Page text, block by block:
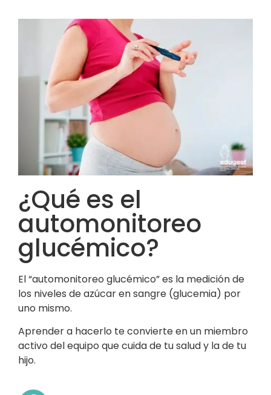
¿Qué es el
automonitoreo
glucémico?
El “automonitoreo glucémico” es la medición de
los niveles de azúcar en sangre (glucemia) por
uno mismo.
Aprender a hacerlo te convierte en un miembro
activo del equipo que cuida de tu salud y la de tu
hijo.